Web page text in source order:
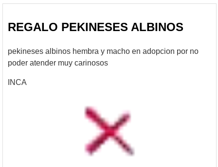
REGALO PEKINESES ALBINOS
pekineses albinos hembra y macho en adopcion por no
poder atender muy carinosos
INCA